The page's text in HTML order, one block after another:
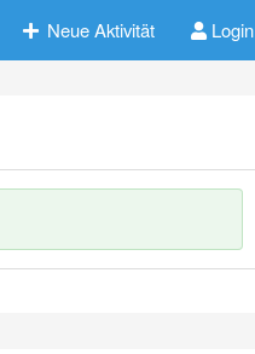
Neue Aktivität Login